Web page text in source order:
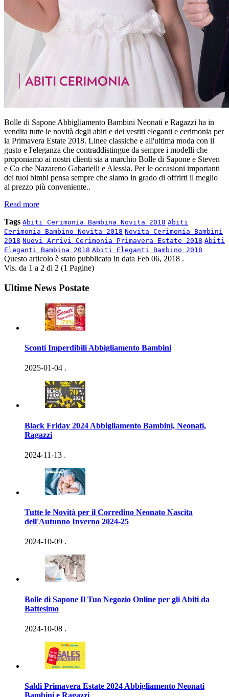
Bolle di Sapone Abbigliamento Bambini Neonati e Ragazzi ha in
vendita tutte le novità degli abiti e dei vestiti eleganti e cerimonia per
la Primavera Estate 2018. Linee classiche e all'ultima moda con il
gusto e l'eleganza che contraddistingue da sempre i modelli che
proponiamo ai nostri clienti sia a marchio Bolle di Sapone e Steven
e Co che Nazareno Gabarielli e Alessia. Per le occasioni importanti
dei tuoi bimbi pensa sempre che siamo in grado di offrirti il meglio
al prezzo più conveniente..
Read more
Tags Abiti Cerimonia Bambina Novita 2018 Abiti
Cerimonia Bambino Novita 2018 Novita Cerimonia Bambini
2018 Nuovi Arrivi Cerimonia Primavera Estate 2018 Abiti
Eleganti Bambina 2018 Abiti Eleganti Bambino 2018
Questo articolo è stato pubblicato in data Feb 06, 2018 .
Vis. da 1 a 2 di 2 (1 Pagine)
Ultime News Postate
Sconti Imperdibili Abbigliamento Bambini
2025-01-04 .
Black Friday 2024 Abbigliamento Bambini, Neonati,
Ragazzi
2024-11-13 .
Tutte le Novità per il Corredino Neonato Nascita
dell'Autunno Inverno 2024-25
2024-10-09 .
Bolle di Sapone Il Tuo Negozio Online per gli Abiti da
Battesimo
2024-10-08 .
Saldi Primavera Estate 2024 Abbigliamento Neonati